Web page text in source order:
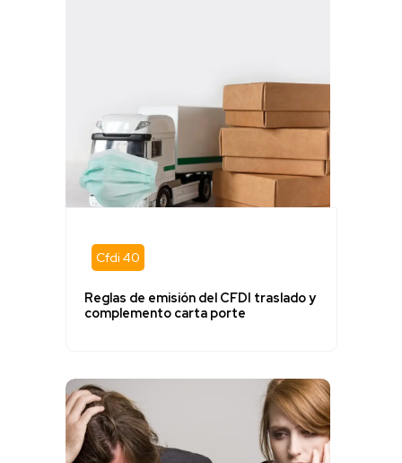
Cfdi 40
Reglas de emisión del CFDI traslado y
complemento carta porte